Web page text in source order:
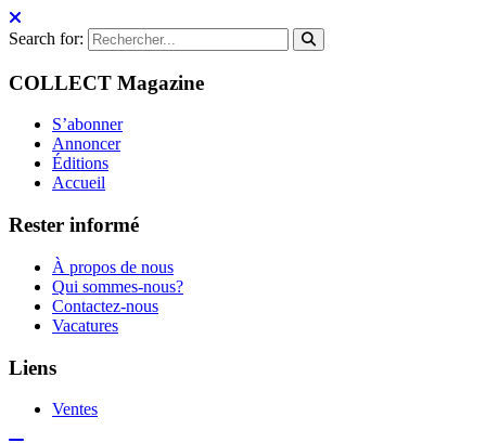
Search for:
COLLECT Magazine
S’abonner
Annoncer
Éditions
Accueil
Rester informé
À propos de nous
Qui sommes-nous?
Contactez-nous
Vacatures
Liens
Ventes